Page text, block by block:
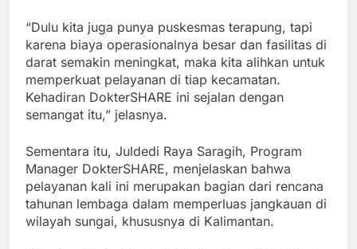
“Dulu kita juga punya puskesmas terapung, tapi
karena biaya operasionalnya besar dan fasilitas di
darat semakin meningkat, maka kita alihkan untuk
memperkuat pelayanan di tiap kecamatan.
Kehadiran DokterSHARE ini sejalan dengan
semangat itu,” jelasnya.
Sementara itu, Juldedi Raya Saragih, Program
Manager DokterSHARE, menjelaskan bahwa
pelayanan kali ini merupakan bagian dari rencana
tahunan lembaga dalam memperluas jangkauan di
wilayah sungai, khususnya di Kalimantan.